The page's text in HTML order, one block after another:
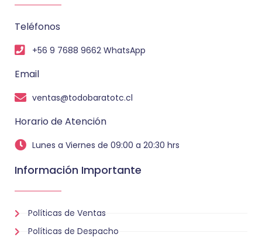
Teléfonos
+56 9 7688 9662 WhatsApp
Email
ventas@todobaratotc.cl
Horario de Atención
Lunes a Viernes de 09:00 a 20:30 hrs
Información Importante
Políticas de Ventas
Políticas de Despacho